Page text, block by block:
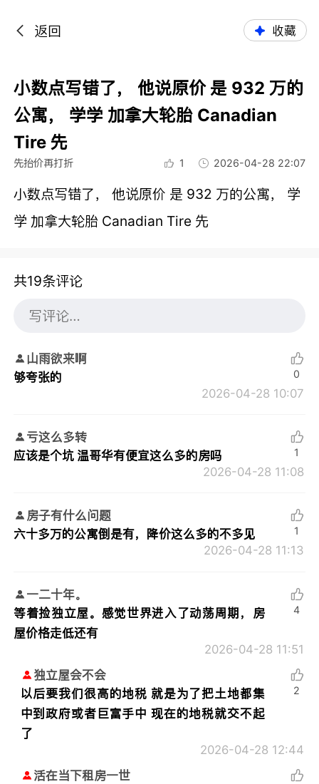
返回 收藏
小数点写错了， 他说原价 是 932 万的
公寓， 学学 加拿大轮胎 Canadian
Tire 先
先抬价再打折 1 2026-04-28 22:07
小数点写错了， 他说原价 是 932 万的公寓， 学
学 加拿大轮胎 Canadian Tire 先
共19条评论
山雨欲来啊
够夸张的
2026-04-28 10:07
0
亏这么多转
应该是个坑 温哥华有便宜这么多的房吗
2026-04-28 11:08
1
房子有什么问题
六十多万的公寓倒是有，降价这么多的不多见
2026-04-28 11:13
1
一二十年。
等着捡独立屋。感觉世界进入了动荡周期，房
屋价格走低还有
2026-04-28 11:51
4
独立屋会不会
以后要我们很高的地税 就是为了把土地都集
中到政府或者巨富手中 现在的地税就交不起
了
2026-04-28 12:44
2
活在当下租房一世